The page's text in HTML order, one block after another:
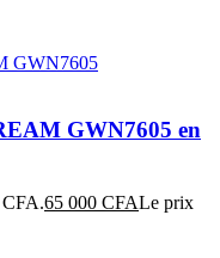
GWN7605 en
65 000 CFALe prix